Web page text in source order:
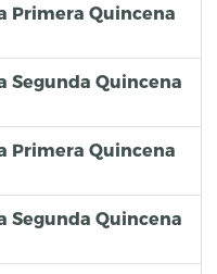
Primera Quincena
Segunda Quincena
Primera Quincena
Segunda Quincena